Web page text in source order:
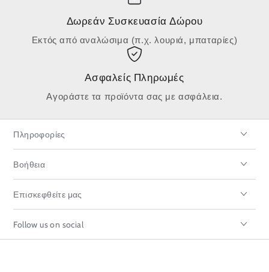
Δωρεάν Συσκευασία Δώρου
Εκτός από αναλώσιμα (π.χ. λουριά, μπαταρίες)
Ασφαλείς Πληρωμές
Αγοράστε τα προϊόντα σας με ασφάλεια.
Πληροφορίες
Βοήθεια
Επισκεφθείτε μας
Follow us on social